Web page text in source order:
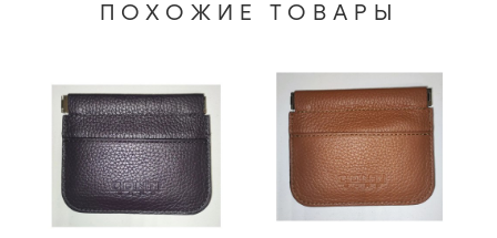
ПОХОЖИЕ ТОВАРЫ